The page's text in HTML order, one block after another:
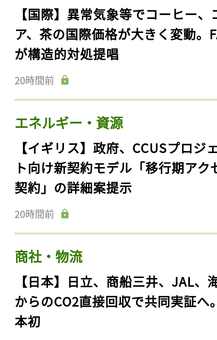
【国際】異常気象等でコーヒー、
ア、茶の国際価格が大きく変動。
が構造的対処提唱
20時間前
エネルギー・資源
【イギリス】政府、CCUSプロジ
ト向け新契約モデル「移行期アク
契約」の詳細案提示
20時間前
商社・物流
【日本】日立、商船三井、JAL、
からのCO2直接回収で共同実証へ
本初